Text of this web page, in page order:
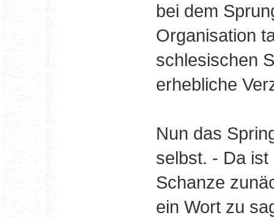
bei dem
Organisation
schlesischen
erhebliche
Nun das
selbst. - Da ist
Schanze
ein Wort zu